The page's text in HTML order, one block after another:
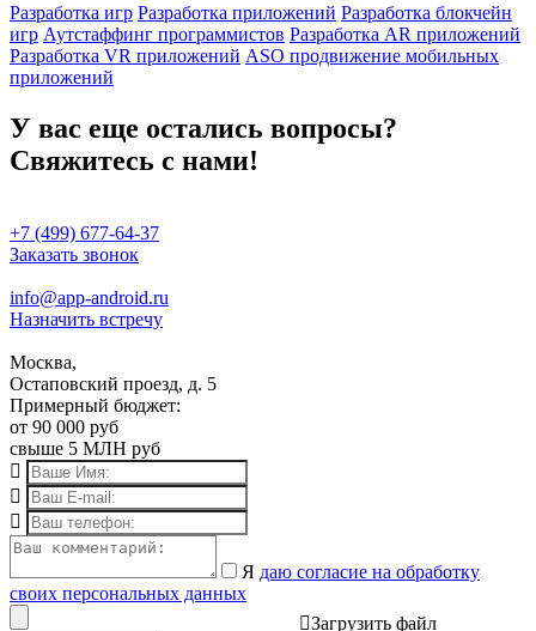
Разработка игр Разработка приложений Разработка блокчейн
игр Аутстаффинг программистов Разработка AR приложений
Разработка VR приложений ASO продвижение мобильных
приложений
У вас еще остались вопросы?
Свяжитесь с нами!
+7 (499) 677-64-37
Заказать звонок
info@app-android.ru
Назначить встречу
Москва,
Остаповский проезд, д. 5
Примерный бюджет:
от 90 000 руб
свыше 5 МЛН руб
Я даю согласие на обработку
своих персональных данных
Загрузить файл